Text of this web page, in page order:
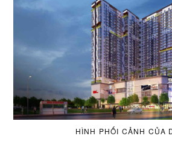
HÌNH PHỐI CẢNH CỦA